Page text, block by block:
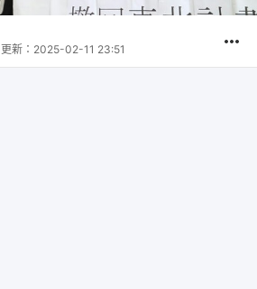
更新： 2025-02-11 23:51